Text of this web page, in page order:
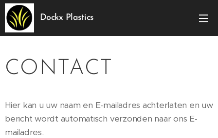
Dockx Plastics
CONTACT
Hier kan u uw naam en E-mailadres achterlaten en uw
bericht wordt automatisch verzonden naar ons E-
mailadres.